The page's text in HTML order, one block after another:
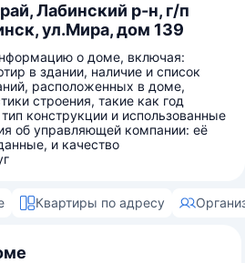
Лабинский р-н, г/п
ул.Мира, дом 139
о доме, включая:
в здании, наличие и список
расположенных в доме,
строения, такие как год
конструкции и использованные
об управляющей компании: её
и качество
Квартиры по адресу